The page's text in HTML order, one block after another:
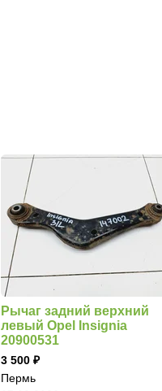
Рычаг задний верхний
левый Opel Insignia
20900531
3 500
Пермь